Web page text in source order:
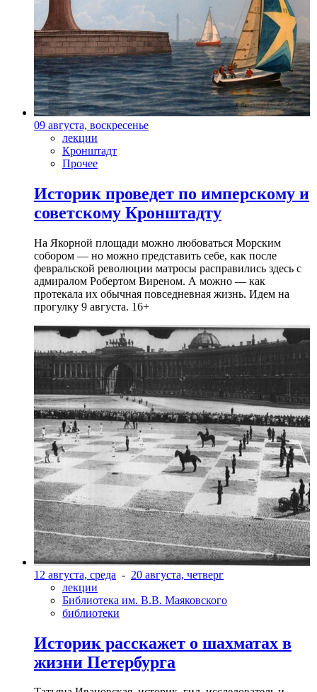
09 августа, воскресенье
лекции
Кронштадт
Прочее
Историк проведет по имперскому и
советскому Кронштадту
На Якорной площади можно любоваться Морским
собором — но можно представить себе, как после
февральской революции матросы расправились здесь с
адмиралом Робертом Виреном. А можно — как
протекала их обычная повседневная жизнь. Идем на
прогулку 9 августа. 16+
12 августа, среда - 20 августа, четверг
лекции
Библиотека им. В.В. Маяковского
библиотеки
Историк расскажет о шахматах в
жизни Петербурга